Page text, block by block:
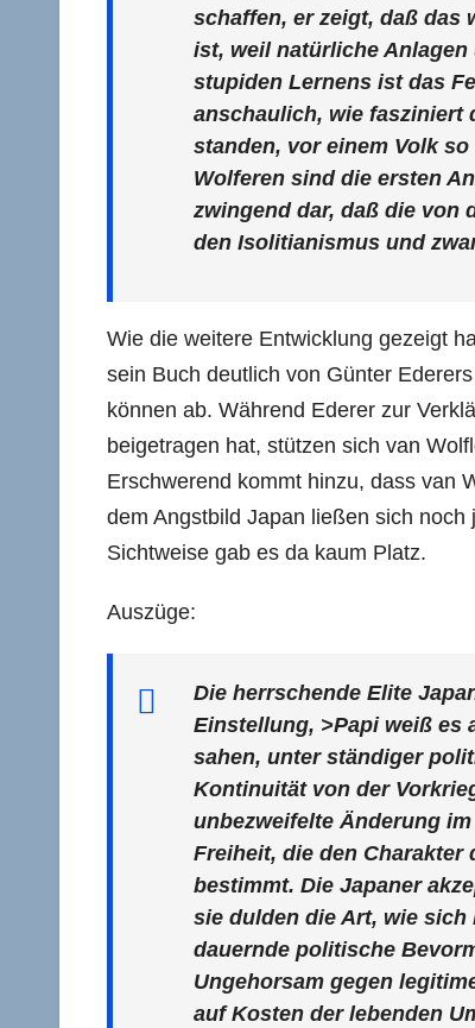
schaffen, er zeigt, daß das
ist, weil natürliche
stupiden Lernens ist das
anschaulich, wie fasziniert
standen, vor einem Volk
Wolferen sind die ersten
zwingend dar, daß die von
den Isolitianismus und
Wie die weitere Entwicklung gezeigt
sein Buch deutlich von Günter
können ab. Während Ederer zur
beigetragen hat, stützen sich van
Erschwerend kommt hinzu, dass van
dem Angstbild Japan ließen sich
Sichtweise gab es da kaum Platz.
Auszüge:
Die herrschende Elite
Einstellung, >Papi weiß es
sahen, unter ständiger
Kontinuität von der
unbezweifelte Änderung
Freiheit, die den
bestimmt. Die Japaner
sie dulden die Art, wie
dauernde politische
Ungehorsam gegen
auf Kosten der lebenden